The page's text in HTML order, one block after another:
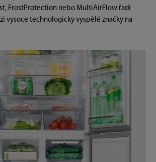
FrostProtection nebo MultiAirFlow řadí
vysoce technologicky vyspělé značky na